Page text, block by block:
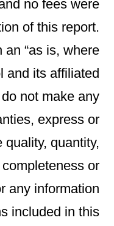
no fees were
of this report.
“as is, where
and its affiliated
not make any
express or
quality, quantity,
or
any information
included in this